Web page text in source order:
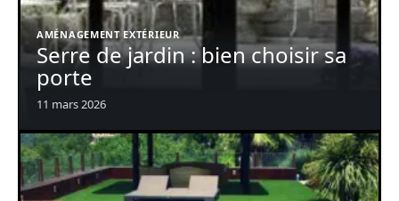
AMÉNAGEMENT EXTÉRIEUR
Serre de jardin : bien choisir sa
porte
11 mars 2026